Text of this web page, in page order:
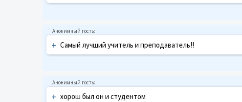
+ Самый лучший учитель и преподаватель!!
+ хорош был он и студентом